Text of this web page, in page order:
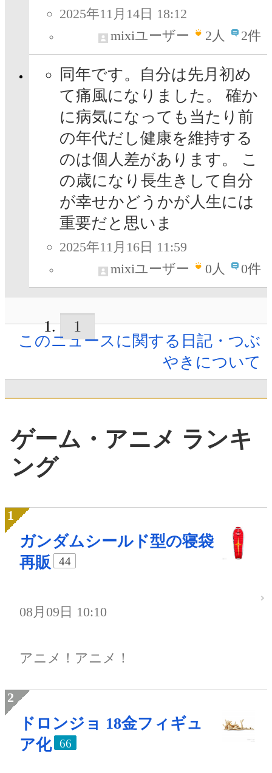
2025年11月14日 18:12
mixiユーザー
2人 2件
同年です。自分は先月初め
て痛風になりました。 確か
に病気になっても当たり前
の年代だし健康を維持する
のは個人差があります。 こ
の歳になり長生きして自分
が幸せかどうかが人生には
重要だと思いま
2025年11月16日 11:59
mixiユーザー
0人 0件
1
このニュースに関する日記・つぶ
やきについて
ゲーム・アニメ ランキ
ング
ガンダムシールド型の寝袋
再販
44
08月09日 10:10
アニメ！アニメ！
ドロンジョ 18金フィギュ
ア化
66